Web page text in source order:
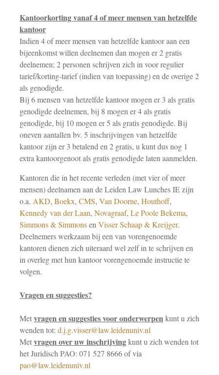
Kantoorkorting vanaf 4 of meer mensen van hetzelfde
kantoor
Indien 4 of meer mensen van hetzelfde kantoor aan een
bijeenkomst willen deelnemen dan mogen er 2 gratis
deelnemen; 2 personen schrijven zich in voor regulier
tarief/korting-tarief (indien van toepassing) en de overige 2
als genodigde.
Bij 6 mensen van hetzelfde kantoor mogen er 3 als gratis
genodigde deelnemen, bij 8 mogen er 4 als gratis
genodigde, bij 10 mogen er 5 als gratis genodigde. Bij
oneven aantallen bv. 5 inschrijvingen van hetzelfde
kantoor zijn er 3 betalend en 2 gratis, u kunt dus nog 1
extra kantoorgenoot als gratis genodigde laten aanmelden.
Kantoren die in het recente verleden (met vier of meer
mensen) deelnamen aan de Leiden Law Lunches IE zijn
o.a. AKD, Boekx, CMS, Van Doorne, Houthoff,
Kennedy van der Laan, Novagraaf, Le Poole Bekema,
Simmons & Simmonsen Visser Schaap & Kreijger.
Deelnemers werkzaam bij een van vorengenoemde
kantoren dienen zich uiteraard wel zelf in te schrijven en
in overleg met hun kantoor vorengenoemde instructie te
volgen.
Vragen en suggesties?
Metvragen en suggesties voor onderwerpenkunt u zich
wenden tot: d.j.g.visser@law.leidenuniv.nl
Metvragen over uw inschrijvingkunt u zich wenden tot
het Juridisch PAO: 071 527 8666 of via
pao@law.leidenuniv.nl